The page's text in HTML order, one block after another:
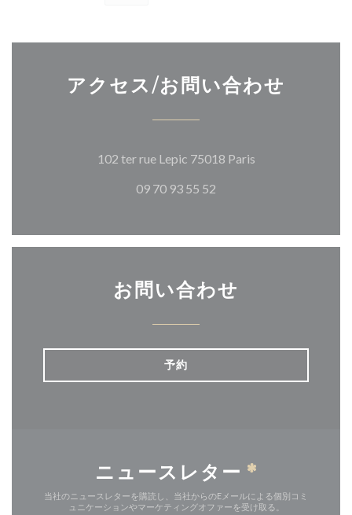
アクセス/お問い合わせ
102 ter rue Lepic 75018 Paris((新しいウィン
09 70 93 55 52
お問い合わせ
予約
ニュースレター *
当社のニュースレターを購読し、当社からのEメールによる個別コミ
ュニケーションやマーケティングオファーを受け取る。